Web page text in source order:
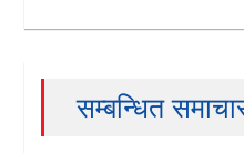
सम्बन्धित